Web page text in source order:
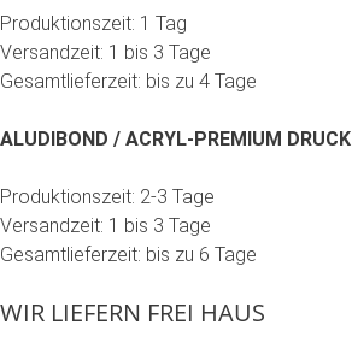
Produktionszeit: 1 Tag
Versandzeit: 1 bis 3 Tage
Gesamtlieferzeit: bis zu 4 Tage
ALUDIBOND / ACRYL-PREMIUM DRUCK
Produktionszeit: 2-3 Tage
Versandzeit: 1 bis 3 Tage
Gesamtlieferzeit: bis zu 6 Tage
WIR LIEFERN FREI HAUS